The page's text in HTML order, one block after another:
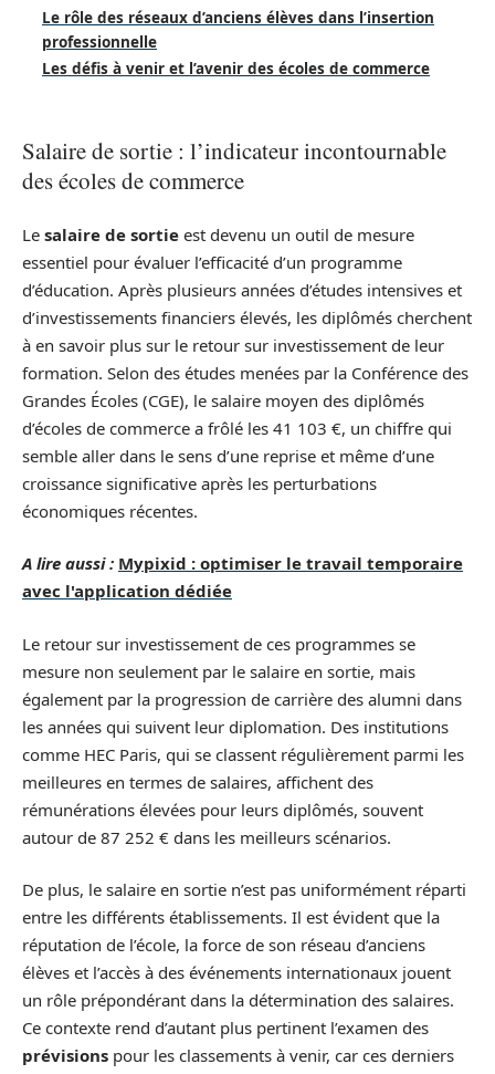
Le rôle des réseaux d’anciens élèves dans l’insertion
professionnelle
Les défis à venir et l’avenir des écoles de commerce
Salaire de sortie : l’indicateur incontournable
des écoles de commerce
Le salaire de sortie est devenu un outil de mesure
essentiel pour évaluer l’efficacité d’un programme
d’éducation. Après plusieurs années d’études intensives et
d’investissements financiers élevés, les diplômés cherchent
à en savoir plus sur le retour sur investissement de leur
formation. Selon des études menées par la Conférence des
Grandes Écoles (CGE), le salaire moyen des diplômés
d’écoles de commerce a frôlé les 41 103 €, un chiffre qui
semble aller dans le sens d’une reprise et même d’une
croissance significative après les perturbations
économiques récentes.
A lire aussi : Mypixid : optimiser le travail temporaire
avec l'application dédiée
Le retour sur investissement de ces programmes se
mesure non seulement par le salaire en sortie, mais
également par la progression de carrière des alumni dans
les années qui suivent leur diplomation. Des institutions
comme HEC Paris, qui se classent régulièrement parmi les
meilleures en termes de salaires, affichent des
rémunérations élevées pour leurs diplômés, souvent
autour de 87 252 € dans les meilleurs scénarios.
De plus, le salaire en sortie n’est pas uniformément réparti
entre les différents établissements. Il est évident que la
réputation de l’école, la force de son réseau d’anciens
élèves et l’accès à des événements internationaux jouent
un rôle prépondérant dans la détermination des salaires.
Ce contexte rend d’autant plus pertinent l’examen des
prévisions pour les classements à venir, car ces derniers